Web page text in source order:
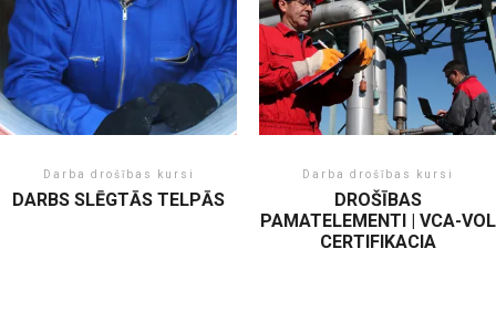
Darba drošības kursi
DARBS SLĒGTĀS TELPĀS
Darba drošības kursi
DROŠĪBAS
PAMATELEMENTI | VCA-VOL
CERTIFIKACIA